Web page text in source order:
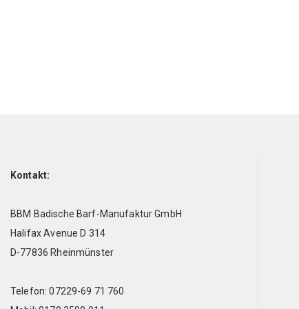
Kontakt:
BBM Badische Barf-Manufaktur GmbH
Halifax Avenue D 314
D-77836 Rheinmünster
Telefon: 07229-69 71 760